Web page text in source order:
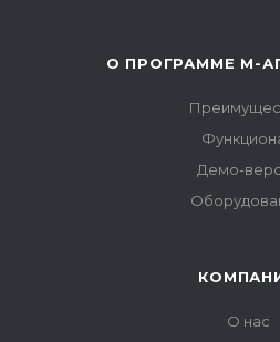
О ПРОГРАММЕ М-
Демо-
О нас